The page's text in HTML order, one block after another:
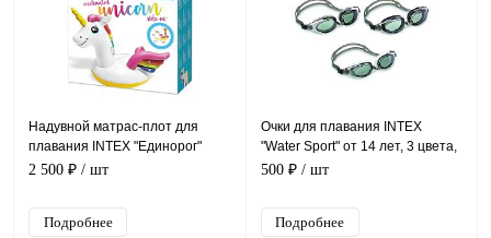
Надувной матрас-плот для
плавания INTEX "Единорог"
198х140х97см от 3 лет, уп.4
2 500 ₽ / шт
Подробнее
Очки для плавания INTEX
"Water Sport" от 14 лет, 3 цвета,
уп.12
500 ₽ / шт
Подробнее